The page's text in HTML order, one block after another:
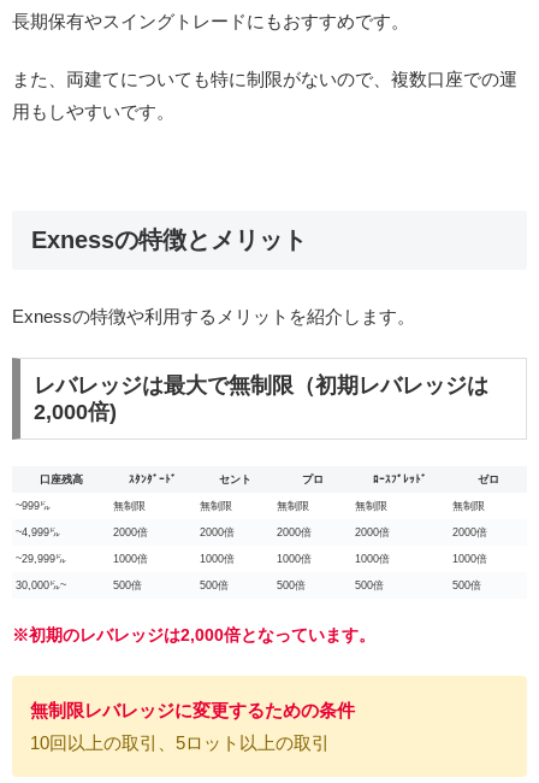
長期保有やスイングトレードにもおすすめです。
また、両建てについても特に制限がないので、複数口座での運
用もしやすいです。
Exnessの特徴とメリット
Exnessの特徴や利用するメリットを紹介します。
レバレッジは最大で無制限（初期レバレッジは
2,000倍)
口座残高 ｽﾀﾝﾀﾞｰﾄﾞ セント プロ ﾛｰｽﾌﾟﾚｯﾄﾞ ゼロ
~999㌦ 無制限 無制限 無制限 無制限 無制限
~4,999㌦ 2000倍 2000倍 2000倍 2000倍 2000倍
~29,999㌦ 1000倍 1000倍 1000倍 1000倍 1000倍
30,000㌦~ 500倍 500倍 500倍 500倍 500倍
※初期のレバレッジは2,000倍となっています。
無制限レバレッジに変更するための条件
10回以上の取引、5ロット以上の取引